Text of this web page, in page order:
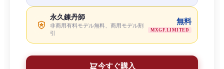
永久錬丹師
非商用有料モデル無料、商用モデル割
引
無料
MXGF.LIMITED
今すぐ購入